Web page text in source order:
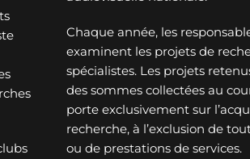
Chaque année, les
examinent les projets de
spécialistes. Les projets
des sommes collectées au
porte exclusivement sur
recherche, à l’exclusion de
ou de prestations de services.